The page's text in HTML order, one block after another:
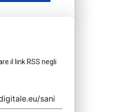
il link RSS negli